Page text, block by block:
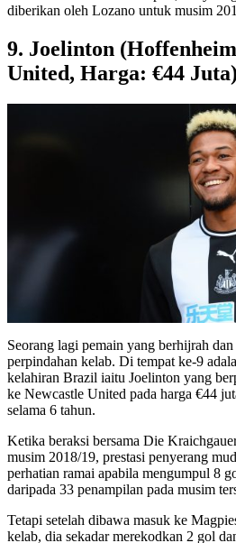
diberikan oleh Lozano untuk musim
9. Joelinton
United, Harga: €44 Juta)
Seorang lagi pemain yang berhijrah
perpindahan kelab. Di tempat ke-9
kelahiran Brazil iaitu Joelinton yang
ke Newcastle United pada harga €44
selama 6 tahun.
Ketika beraksi bersama Die
musim 2018/19, prestasi penyerang
perhatian ramai apabila mengumpul 8
daripada 33 penampilan pada musim
Tetapi setelah dibawa masuk ke
kelab, dia sekadar merekodkan 2 gol